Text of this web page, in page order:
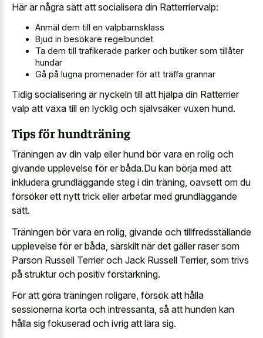
Här är några sätt att socialisera din Ratterriervalp:
Anmäl dem till en valpbarnsklass
Bjud in besökare regelbundet
Ta dem till trafikerade parker och butiker som tillåter
hundar
Gå på lugna promenader för att träffa grannar
Tidig socialisering är nyckeln till att hjälpa din Ratterrier
valp att växa till en lycklig och självsäker vuxen hund.
Tips för hundträning
Träningen av din valp eller hund bör vara en rolig och
givande upplevelse för er båda.Du kan börja med att
inkludera grundläggande steg i din träning, oavsett om du
försöker ett nytt trick eller arbetar med grundläggande
sätt.
Träningen bör vara en rolig, givande och tillfredsställande
upplevelse för er båda, särskilt när det gäller raser som
Parson Russell Terrier och Jack Russell Terrier, som trivs
på struktur och positiv förstärkning.
För att göra träningen roligare, försök att hålla
sessionerna korta och intressanta, så att hunden kan
hålla sig fokuserad och ivrig att lära sig.